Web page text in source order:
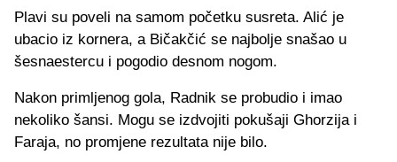
Plavi su poveli na samom početku susreta. Alić je
ubacio iz kornera, a Bičakčić se najbolje snašao u
šesnaestercu i pogodio desnom nogom.
Nakon primljenog gola, Radnik se probudio i imao
nekoliko šansi. Mogu se izdvojiti pokušaji Ghorzija i
Faraja, no promjene rezultata nije bilo.